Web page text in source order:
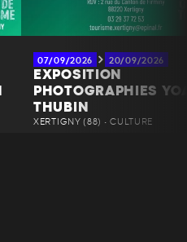
07/09/2026 20/09/2026
EXPOSITION
PHOTOGRAPHIES
THUBIN
XERTIGNY (88) • CULTURE